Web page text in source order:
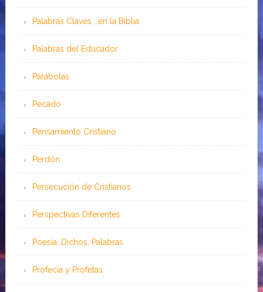
Palabras Claves …en la Biblia
Palabras del Educador
Parábolas
Pecado
Pensamiento Cristiano
Perdón
Persecución de Cristianos
Perspectivas Diferentes
Poesía, Dichos, Palabras
Profecía y Profetas